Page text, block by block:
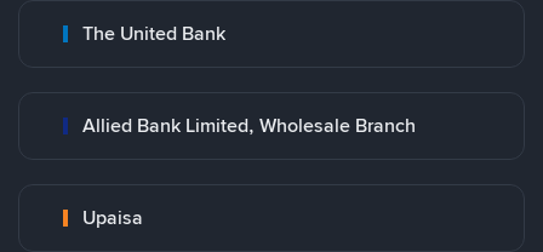
The United Bank
Allied Bank Limited, Wholesale Branch
Upaisa